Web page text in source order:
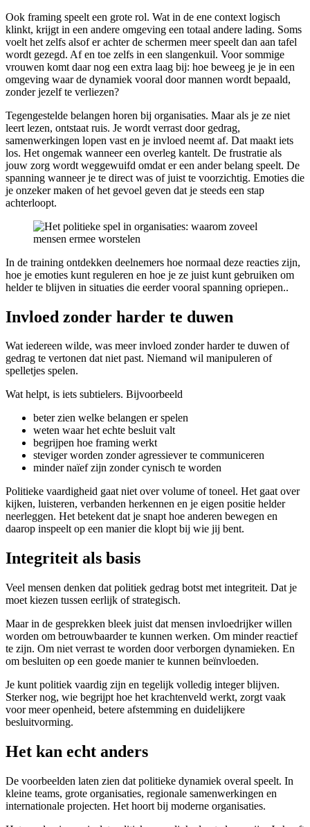
Ook framing speelt een grote rol. Wat in de ene context logisch
klinkt, krijgt in een andere omgeving een totaal andere lading. Soms
voelt het zelfs alsof er achter de schermen meer speelt dan aan tafel
wordt gezegd. Af en toe zelfs in een slangenkuil. Voor sommige
vrouwen komt daar nog een extra laag bij: hoe beweeg je je in een
omgeving waar de dynamiek vooral door mannen wordt bepaald,
zonder jezelf te verliezen?
Tegengestelde belangen horen bij organisaties. Maar als je ze niet
leert lezen, ontstaat ruis. Je wordt verrast door gedrag,
samenwerkingen lopen vast en je invloed neemt af. Dat maakt iets
los. Het ongemak wanneer een overleg kantelt. De frustratie als
jouw zorg wordt weggewuifd omdat er een ander belang speelt. De
spanning wanneer je te direct was of juist te voorzichtig. Emoties die
je onzeker maken of het gevoel geven dat je steeds een stap
achterloopt.
In de training ontdekken deelnemers hoe normaal deze reacties zijn,
hoe je emoties kunt reguleren en hoe je ze juist kunt gebruiken om
helder te blijven in situaties die eerder vooral spanning opriepen..
Invloed zonder harder te duwen
Wat iedereen wilde, was meer invloed zonder harder te duwen of
gedrag te vertonen dat niet past. Niemand wil manipuleren of
spelletjes spelen.
Wat helpt, is iets subtielers. Bijvoorbeeld
beter zien welke belangen er spelen
weten waar het echte besluit valt
begrijpen hoe framing werkt
steviger worden zonder agressiever te communiceren
minder naïef zijn zonder cynisch te worden
Politieke vaardigheid gaat niet over volume of toneel. Het gaat over
kijken, luisteren, verbanden herkennen en je eigen positie helder
neerleggen. Het betekent dat je snapt hoe anderen bewegen en
daarop inspeelt op een manier die klopt bij wie jij bent.
Integriteit als basis
Veel mensen denken dat politiek gedrag botst met integriteit. Dat je
moet kiezen tussen eerlijk of strategisch.
Maar in de gesprekken bleek juist dat mensen invloedrijker willen
worden om betrouwbaarder te kunnen werken. Om minder reactief
te zijn. Om niet verrast te worden door verborgen dynamieken. En
om besluiten op een goede manier te kunnen beïnvloeden.
Je kunt politiek vaardig zijn en tegelijk volledig integer blijven.
Sterker nog, wie begrijpt hoe het krachtenveld werkt, zorgt vaak
voor meer openheid, betere afstemming en duidelijkere
besluitvorming.
Het kan echt anders
De voorbeelden laten zien dat politieke dynamiek overal speelt. In
kleine teams, grote organisaties, regionale samenwerkingen en
internationale projecten. Het hoort bij moderne organisaties.